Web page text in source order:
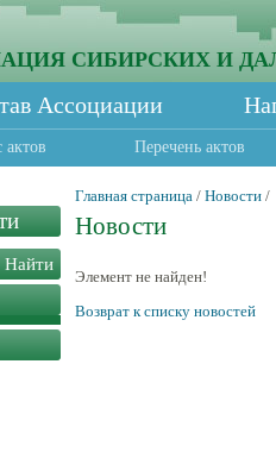
СИБИРСКИХ И
Ассоциации
Перечень актов
Главная страница / Новости /
Новости
Элемент не найден!
Возврат к списку новостей